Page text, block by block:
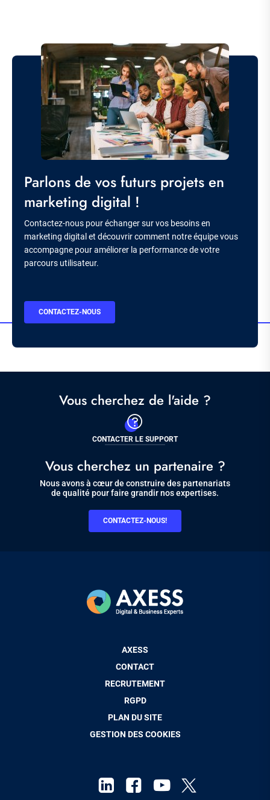
Image
Titre
Parlons de vos futurs projets en
marketing digital !
Description
Contactez-nous pour échanger sur vos besoins en
marketing digital et découvrir comment notre équipe vous
accompagne pour améliorer la performance de votre
parcours utilisateur.
BOUTON
CONTACTEZ-NOUS
Vous cherchez de l'aide ?
CONTACTER LE SUPPORT
Vous cherchez un partenaire ?
Nous avons à cœur de construire des partenariats
de qualité pour faire grandir nos expertises.
CONTACTEZ-NOUS!
AXESS
CONTACT
RECRUTEMENT
RGPD
PLAN DU SITE
GESTION DES COOKIES